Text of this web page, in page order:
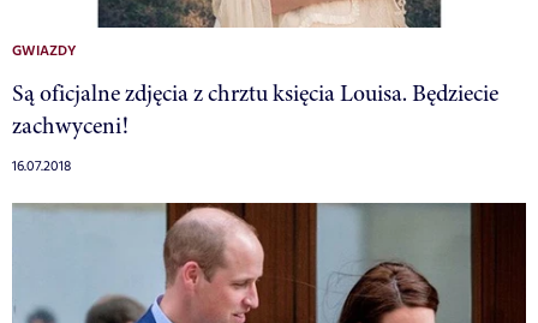
GWIAZDY
Są oficjalne zdjęcia z chrztu księcia Louisa. Będziecie
zachwyceni!
16.07.2018